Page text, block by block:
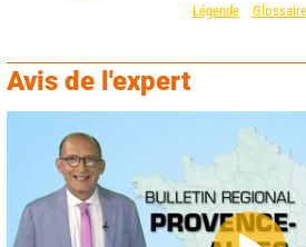
Légende
Glossaire
Avis de l'expert